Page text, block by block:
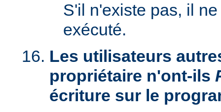
S'il n'existe pas, il
exécuté.
Les utilisateurs
propriétaire n'ont-ils
écriture sur le